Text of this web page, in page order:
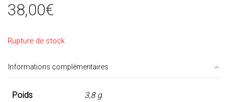
38,00€
Rupture de stock
Informations complémentaires
Poids 3,8 g